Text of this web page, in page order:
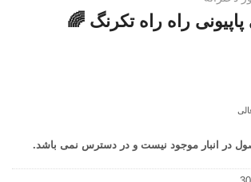
راه راه تکرنگ 🌈
موجود نیست و در دسترس نمی باشد.